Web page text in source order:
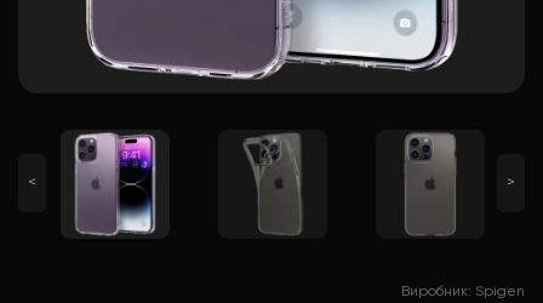
Виробник: Spigen
< >